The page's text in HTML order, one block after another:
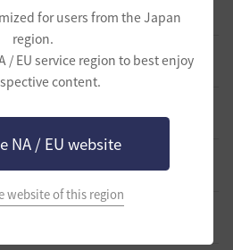
for users from the Japan
region.
/ EU service region to best enjoy
content.
NA / EU website
website of this region
の 2026.07.24
マサ
の無敵踊りについて
で踊り狂う女 2026.07.23